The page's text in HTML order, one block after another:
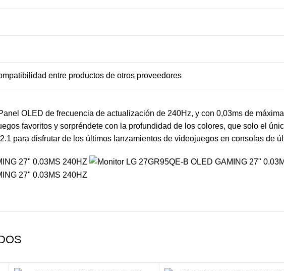
entre productos de otros proveedores
OLED de frecuencia de actualización de 240Hz, y con 0,03ms de
favoritos y sorpréndete con la profundidad de los colores, que solo el
para disfrutar de los últimos lanzamientos de videojuegos en consolas de